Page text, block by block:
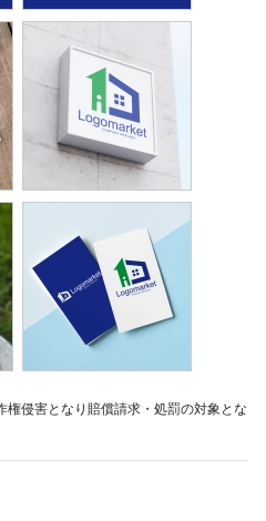
侵害となり賠償請求・処罰の対象とな